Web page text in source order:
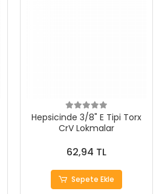
Hepsicinde 3/8" E Tipi Torx
CrV Lokmalar
62,94 TL
Sepete Ekle